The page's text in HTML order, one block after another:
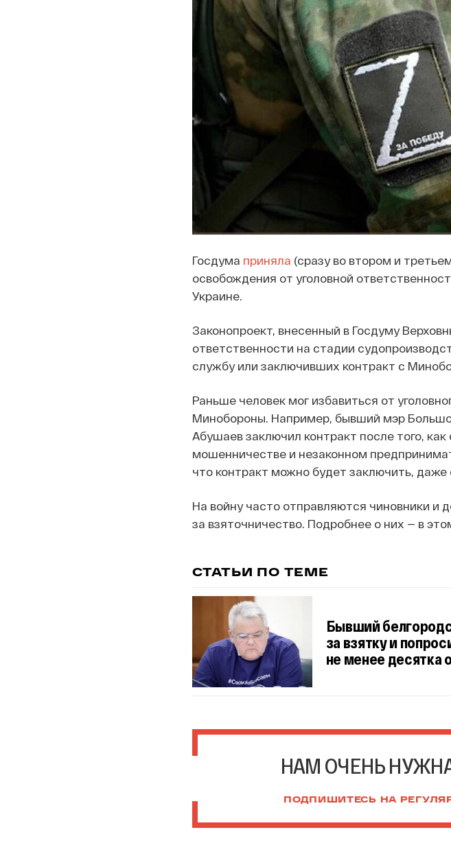
Госдума приняла (сразу во втором и
освобождения от уголовной
Украине.
Законопроект, внесенный в Госдуму
ответственности на стадии
службу или заключивших контракт с
Раньше человек мог избавиться от
Минобороны. Например, бывший мэр
Абушаев заключил контракт после того,
мошенничестве и незаконном
что контракт можно будет заключить,
На войну часто отправляются чиновники и
за взяточничество. Подробнее о них — в
СТАТЬИ ПО ТЕМЕ
Бывший
за взятку и
не менее десятка
НАМ ОЧЕНЬ
ПОДПИШИТЕСЬ НА